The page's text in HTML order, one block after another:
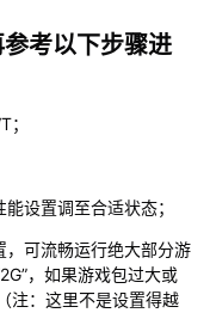
考以下步骤进
设置调至合适状态；
，可流畅运行绝大部分游
，如果游戏包过大或
注：这里不是设置得越